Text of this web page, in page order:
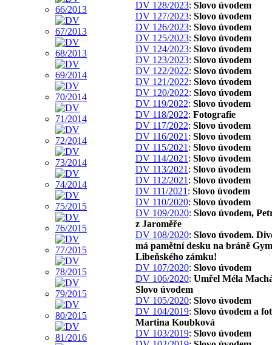
DV 128/2023: Slovo úvodem
DV 127/2023: Slovo úvodem
DV 126/2023: Slovo úvodem
DV 125/2023: Slovo úvodem
DV 124/2023: Slovo úvodem
DV 123/2023: Slovo úvodem
DV 122/2022: Slovo úvodem
DV 121/2022: Slovo úvodem
DV 120/2022: Slovo úvodem
DV 119/2022: Slovo úvodem
DV 118/2022: Fotografie
DV 117/2022: Slovo úvodem
DV 116/2021 : Slovo úvodem
DV 115/2021 : Slovo úvodem
DV 114/2021 : Slovo úvodem
DV 113/2021 : Slovo úvodem
DV 112/2021 : Slovo úvodem
DV 111/2021 : Slovo úvodem
DV 110/2020: Slovo úvodem
DV 109/2020: Slovo úvodem,
z Jaroměře
DV 108/2020: Slovo úvodem.
má pamětní desku na bráně
Libeňského zámku!
DV 107/2020: Slovo úvodem
DV 106/2020: Umřel Méla
Slovo úvodem
DV 105/2020: Slovo úvodem
DV 104/2019: Slovo úvodem a
Martina Koubková
DV 103/2019: Slovo úvodem